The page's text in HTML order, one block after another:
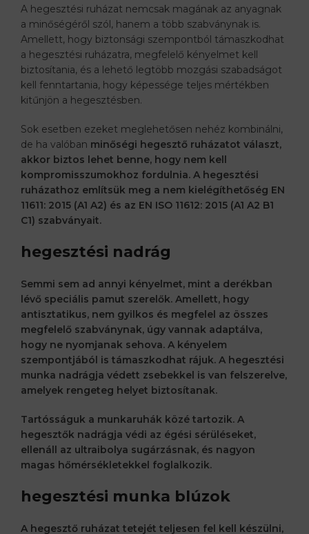
A hegesztési ruházat nemcsak magának az anyagnak
a minőségéről szól, hanem a több szabványnak is.
Amellett, hogy biztonsági szempontból támaszkodhat
a hegesztési ruházatra, megfelelő kényelmet kell
biztosítania, és a lehető legtöbb mozgási szabadságot
kell fenntartania, hogy képessége teljes mértékben
kitűnjön a hegesztésben.
Sok esetben ezeket meglehetősen nehéz kombinálni,
de ha valóban minőségi hegesztő ruházatot választ,
akkor biztos lehet benne, hogy nem kell
kompromisszumokhoz fordulnia. A hegesztési
ruházathoz említsük meg a nem kielégíthetőség EN
11611: 2015 (A1 A2) és az EN ISO 11612: 2015 (A1 A2 B1
C1) szabványait.
hegesztési nadrág
Semmi sem ad annyi kényelmet, mint a derékban
lévő speciális pamut szerelők. Amellett, hogy
antisztatikus, nem gyilkos és megfelel az összes
megfelelő szabványnak, úgy vannak adaptálva,
hogy ne nyomjanak sehova. A kényelem
szempontjából is támaszkodhat rájuk. A hegesztési
munka nadrágja védett zsebekkel is van felszerelve,
amelyek rengeteg helyet biztosítanak.
Tartósságuk a munkaruhák közé tartozik. A
hegesztők nadrágja védi az égési sérüléseket,
ellenáll az ultraibolya sugárzásnak, és nagyon
magas hőmérsékletekkel foglalkozik.
hegesztési munka blúzok
A hegesztő ruházat tetejét teljesen fel kell készülni,